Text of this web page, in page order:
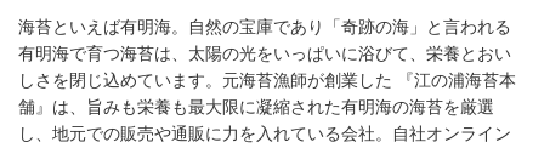
海苔といえば有明海。自然の宝庫であり「奇跡の海」と言われる
有明海で育つ海苔は、太陽の光をいっぱいに浴びて、栄養とおい
しさを閉じ込めています。元海苔漁師が創業した 『江の浦海苔本
舗』は、旨みも栄養も最大限に凝縮された有明海の海苔を厳選
し、地元での販売や通販に力を入れている会社。自社オンライン